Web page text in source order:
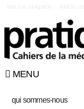
MENU
qui sommes-nous